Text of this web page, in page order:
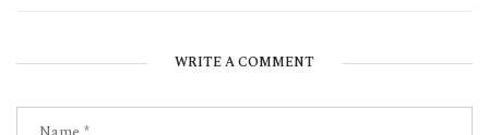
WRITE A COMMENT